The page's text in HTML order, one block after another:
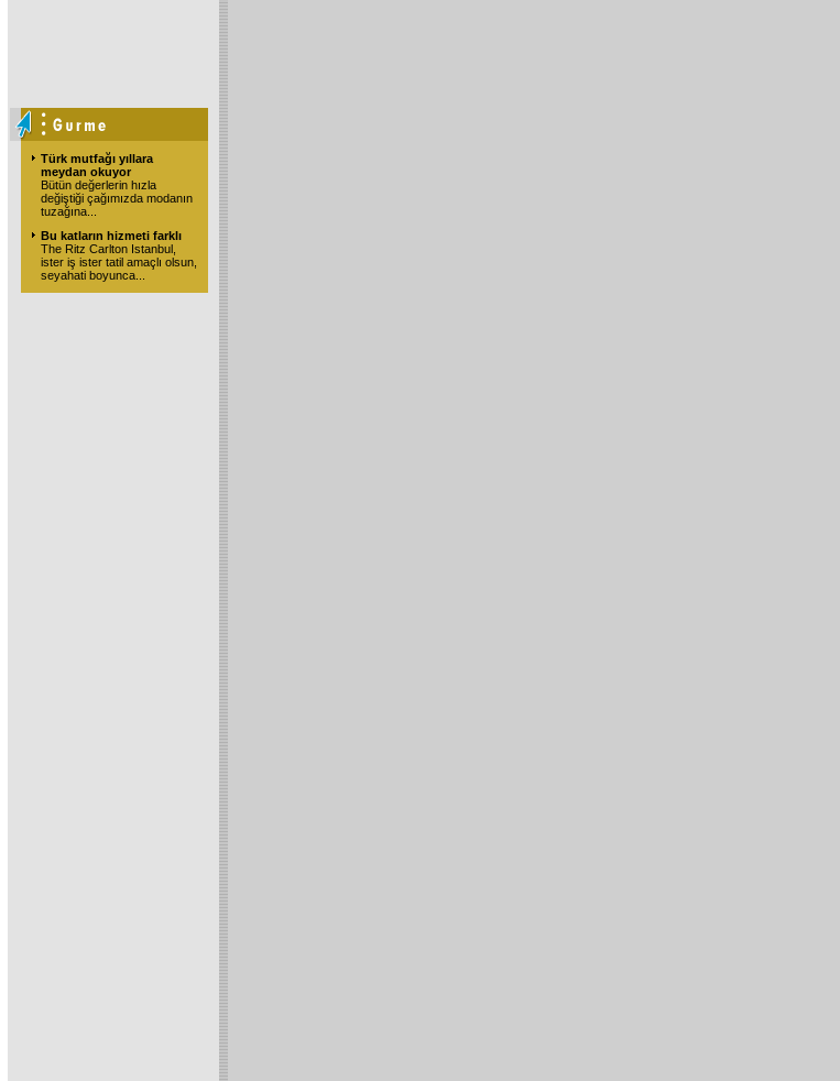
Türk mutfağı yıllara
meydan okuyor
Bütün değerlerin hızla
değiştiği çağımızda modanın
tuzağına
Bu katların hizmeti farklı
The Ritz Carlton Istanbul,
ister iş ister tatil amaçlı olsun,
seyahati boyunca